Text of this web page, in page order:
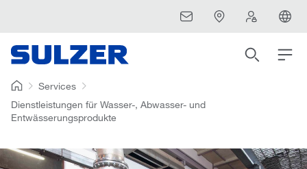
Services
Dienstleistungen für Wasser-, Abwasser- und
Entwässerungsprodukte